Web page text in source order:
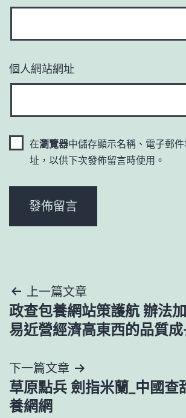
個人網站網址
在瀏覽器中儲存顯示名稱、電子郵
址，以供下次發佈留言時使用。
文
章
覽
上一篇文章
政查包養網站策護航 辦法
易近營經濟高東西的品質成
下一篇文章
草原點兵 劍指米蘭_中國查
養網網